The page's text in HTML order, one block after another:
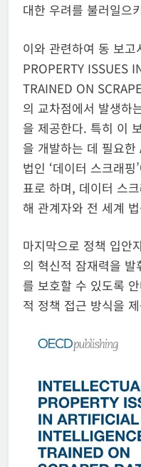
대한 우려를 불러일으
이와 관련하여 동 보
PROPERTY ISSUES
TRAINED ON
의 교차점에서 발생하
을 제공한다. 특히 이
을 개발하는 데 필요
법인 ‘데이터 스크래
표로 하며, 데이터 스
해 관계자와 전 세계
마지막으로 정책 입안
의 혁신적 잠재력을
를 보호할 수 있도록
적 정책 접근 방식을